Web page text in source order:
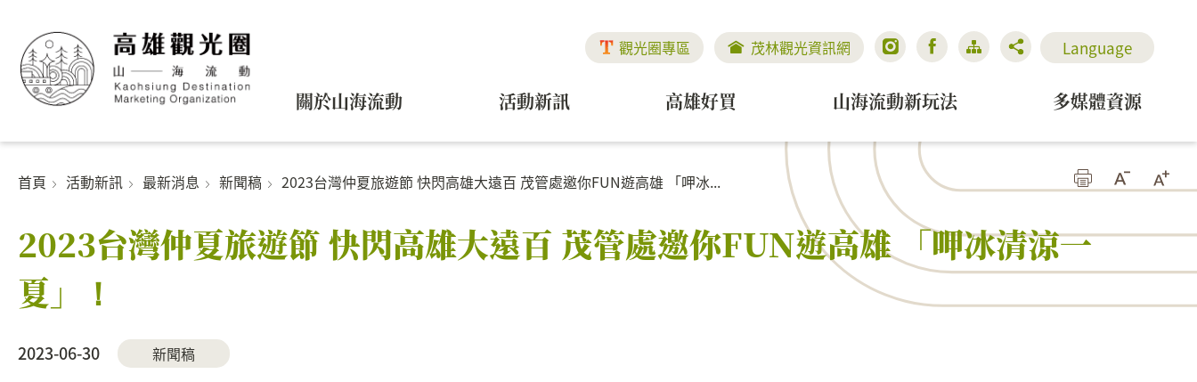
觀光圈專區 茂林觀光資訊網 Language
關於山海流動 活動新訊 高雄好買 山海流動新玩法 多媒體資源
首頁 活動新訊 最新消息 新聞稿 2023台灣仲夏旅遊節 快閃高雄大遠百 茂管處邀你FUN遊高雄 「呷冰...
2023台灣仲夏旅遊節 快閃高雄大遠百 茂管處邀你FUN遊高雄 「呷冰清涼一
夏」！
2023-06-30 新聞稿